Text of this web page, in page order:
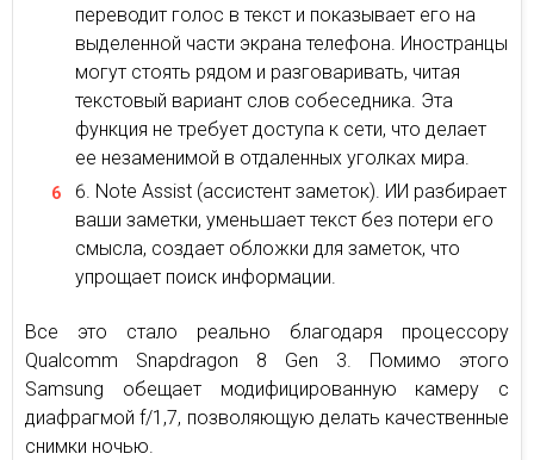
переводит голос в текст и показывает его на
выделенной части экрана телефона. Иностранцы
могут стоять рядом и разговаривать, читая
текстовый вариант слов собеседника. Эта
функция не требует доступа к сети, что делает
ее незаменимой в отдаленных уголках мира.
Note Assist (ассистент заметок). ИИ разбирает
ваши заметки, уменьшает текст без потери его
смысла, создает обложки для заметок, что
упрощает поиск информации.
Все это стало реально благодаря процессору
Qualcomm Snapdragon 8 Gen 3. Помимо этого
Samsung обещает модифицированную камеру с
диафрагмой f/1,7, позволяющую делать качественные
снимки ночью.